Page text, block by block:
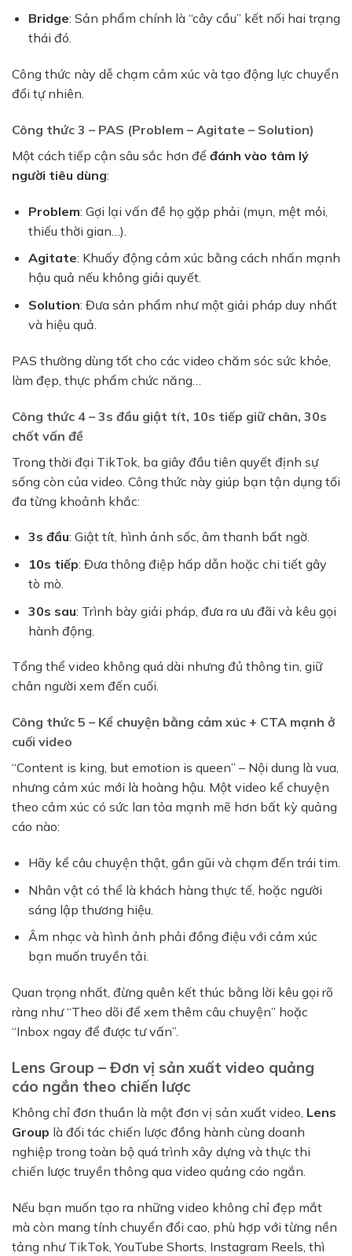
Bridge: Sản phẩm chính là “cây cầu” kết nối hai trạng
thái đó.
Công thức này dễ chạm cảm xúc và tạo động lực chuyển
đổi tự nhiên.
Công thức 3 – PAS (Problem – Agitate – Solution)
Một cách tiếp cận sâu sắc hơn để đánh vào tâm lý
người tiêu dùng:
Problem: Gợi lại vấn đề họ gặp phải (mụn, mệt mỏi,
thiếu thời gian…).
Agitate: Khuấy động cảm xúc bằng cách nhấn mạnh
hậu quả nếu không giải quyết.
Solution: Đưa sản phẩm như một giải pháp duy nhất
và hiệu quả.
PAS thường dùng tốt cho các video chăm sóc sức khỏe,
làm đẹp, thực phẩm chức năng…
Công thức 4 – 3s đầu giật tít, 10s tiếp giữ chân, 30s
chốt vấn đề
Trong thời đại TikTok, ba giây đầu tiên quyết định sự
sống còn của video. Công thức này giúp bạn tận dụng tối
đa từng khoảnh khắc:
3s đầu: Giật tít, hình ảnh sốc, âm thanh bất ngờ.
10s tiếp: Đưa thông điệp hấp dẫn hoặc chi tiết gây
tò mò.
30s sau: Trình bày giải pháp, đưa ra ưu đãi và kêu gọi
hành động.
Tổng thể video không quá dài nhưng đủ thông tin, giữ
chân người xem đến cuối.
Công thức 5 – Kể chuyện bằng cảm xúc + CTA mạnh ở
cuối video
“Content is king, but emotion is queen” – Nội dung là vua,
nhưng cảm xúc mới là hoàng hậu. Một video kể chuyện
theo cảm xúc có sức lan tỏa mạnh mẽ hơn bất kỳ quảng
cáo nào:
Hãy kể câu chuyện thật, gần gũi và chạm đến trái tim.
Nhân vật có thể là khách hàng thực tế, hoặc người
sáng lập thương hiệu.
Âm nhạc và hình ảnh phải đồng điệu với cảm xúc
bạn muốn truyền tải.
Quan trọng nhất, đừng quên kết thúc bằng lời kêu gọi rõ
ràng như “Theo dõi để xem thêm câu chuyện” hoặc
“Inbox ngay để được tư vấn”.
Lens Group – Đơn vị sản xuất video quảng
cáo ngắn theo chiến lược
Không chỉ đơn thuần là một đơn vị sản xuất video, Lens
Group là đối tác chiến lược đồng hành cùng doanh
nghiệp trong toàn bộ quá trình xây dựng và thực thi
chiến lược truyền thông qua video quảng cáo ngắn.
Nếu bạn muốn tạo ra những video không chỉ đẹp mắt
mà còn mang tính chuyển đổi cao, phù hợp với từng nền
tảng như TikTok, YouTube Shorts, Instagram Reels, thì